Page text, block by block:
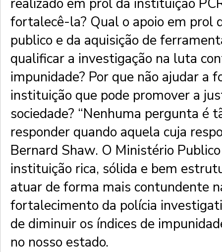
fortalecê-la? Qual o apoio em prol
publico e da aquisição de
qualificar a investigação na luta
impunidade? Por que não ajudar a
instituição que pode promover a
sociedade? “Nenhuma pergunta é
responder quando aquela cuja
Bernard Shaw. O Ministério
instituição rica, sólida e bem
atuar de forma mais contundente
fortalecimento da polícia
de diminuir os índices de
no nosso estado.